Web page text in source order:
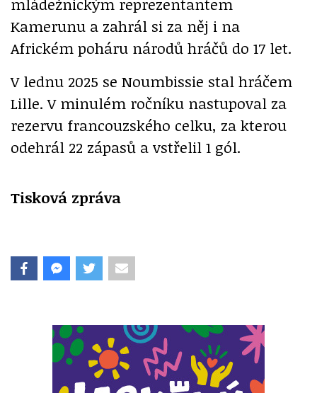
Kamerunu a zahrál si za něj i na
Africkém poháru národů hráčů do 17 let.
V lednu 2025 se Noumbissie stal hráčem
Lille. V minulém ročníku nastupoval za
rezervu francouzského celku, za kterou
odehrál 22 zápasů a vstřelil 1 gól.
Tisková zpráva